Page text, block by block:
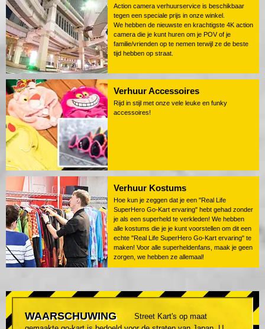
Action camera verhuurservice is beschikbaar
tegen een speciale prijs in onze winkel.
We hebben de nieuwste en krachtigste 4K action
camera die je kunt huren om je POV of je
familie/vrienden op te nemen terwijl ze de beste
tijd hebben op straat.
Verhuur Accessoires
Rijd in stijl met onze vele leuke en funky
accessoires!
Verhuur Kostums
Hoe kun je zeggen dat je een "Real Life
SuperHero Go-Kart ervaring" hebt gehad zonder
je als een superheld te verkleden! We hebben
alle kostums die je je kunt voorstellen om dit een
echte "Real Life SuperHero Go-Kart ervaring" te
maken! Voor alle superheldenfans, maak je geen
zorgen, we hebben ze allemaal!
WAARSCHUWING
Street Kart's op maat